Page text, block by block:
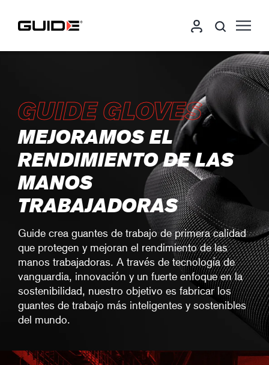
GUIDE GLOVES
MEJORAMOS EL
RENDIMIENTO DE LAS
MANOS
TRABAJADORAS
Guide crea guantes de trabajo de primera calidad
que protegen y mejoran el rendimiento de las
manos trabajadoras. A través de tecnología de
vanguardia, innovación y un fuerte enfoque en la
sostenibilidad, nuestro objetivo es fabricar los
guantes de trabajo más inteligentes y sostenibles
del mundo.